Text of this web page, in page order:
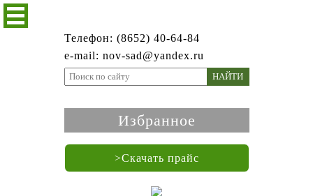
Телефон: (8652) 40-64-84
e-mail: nov-sad@yandex.ru
НАЙТИ
Избранное
>Скачать прайс